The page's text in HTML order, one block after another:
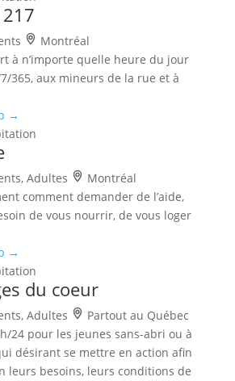
Montréal
à n’importe quelle heure du jour
365, aux mineurs de la rue et à
→
Adultes
Montréal
comment demander de l’aide,
de vous nourrir, de vous loger
→
du coeur
Adultes
Partout au Québec
24 pour les jeunes sans-abri ou à
désirant se mettre en action afin
leurs besoins, leurs conditions de